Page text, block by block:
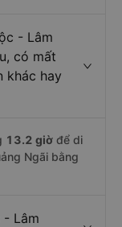
- Lâm
có mất
khác hay
13.2 giờ để di
Ngãi bằng
- Lâm